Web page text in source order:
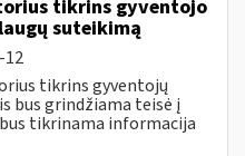
tikrins gyventojo
suteikimą
12
tikrins gyventojų
bus grindžiama teisė į
tikrinama informacija